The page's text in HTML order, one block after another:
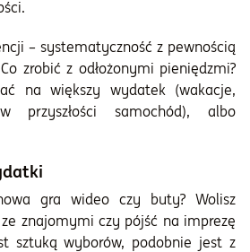
– systematyczność z pewnością
zrobić z odłożonymi pieniędzmi?
na większy wydatek (wakacje,
przyszłości samochód), albo
gra wideo czy buty? Wolisz
znajomymi czy pójść na imprezę
sztuką wyborów, podobnie jest z